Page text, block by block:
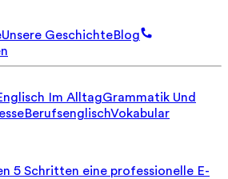
Unsere GeschichteBlog
Im AlltagGrammatik Und
BerufsenglischVokabular
5 Schritten eine professionelle E-